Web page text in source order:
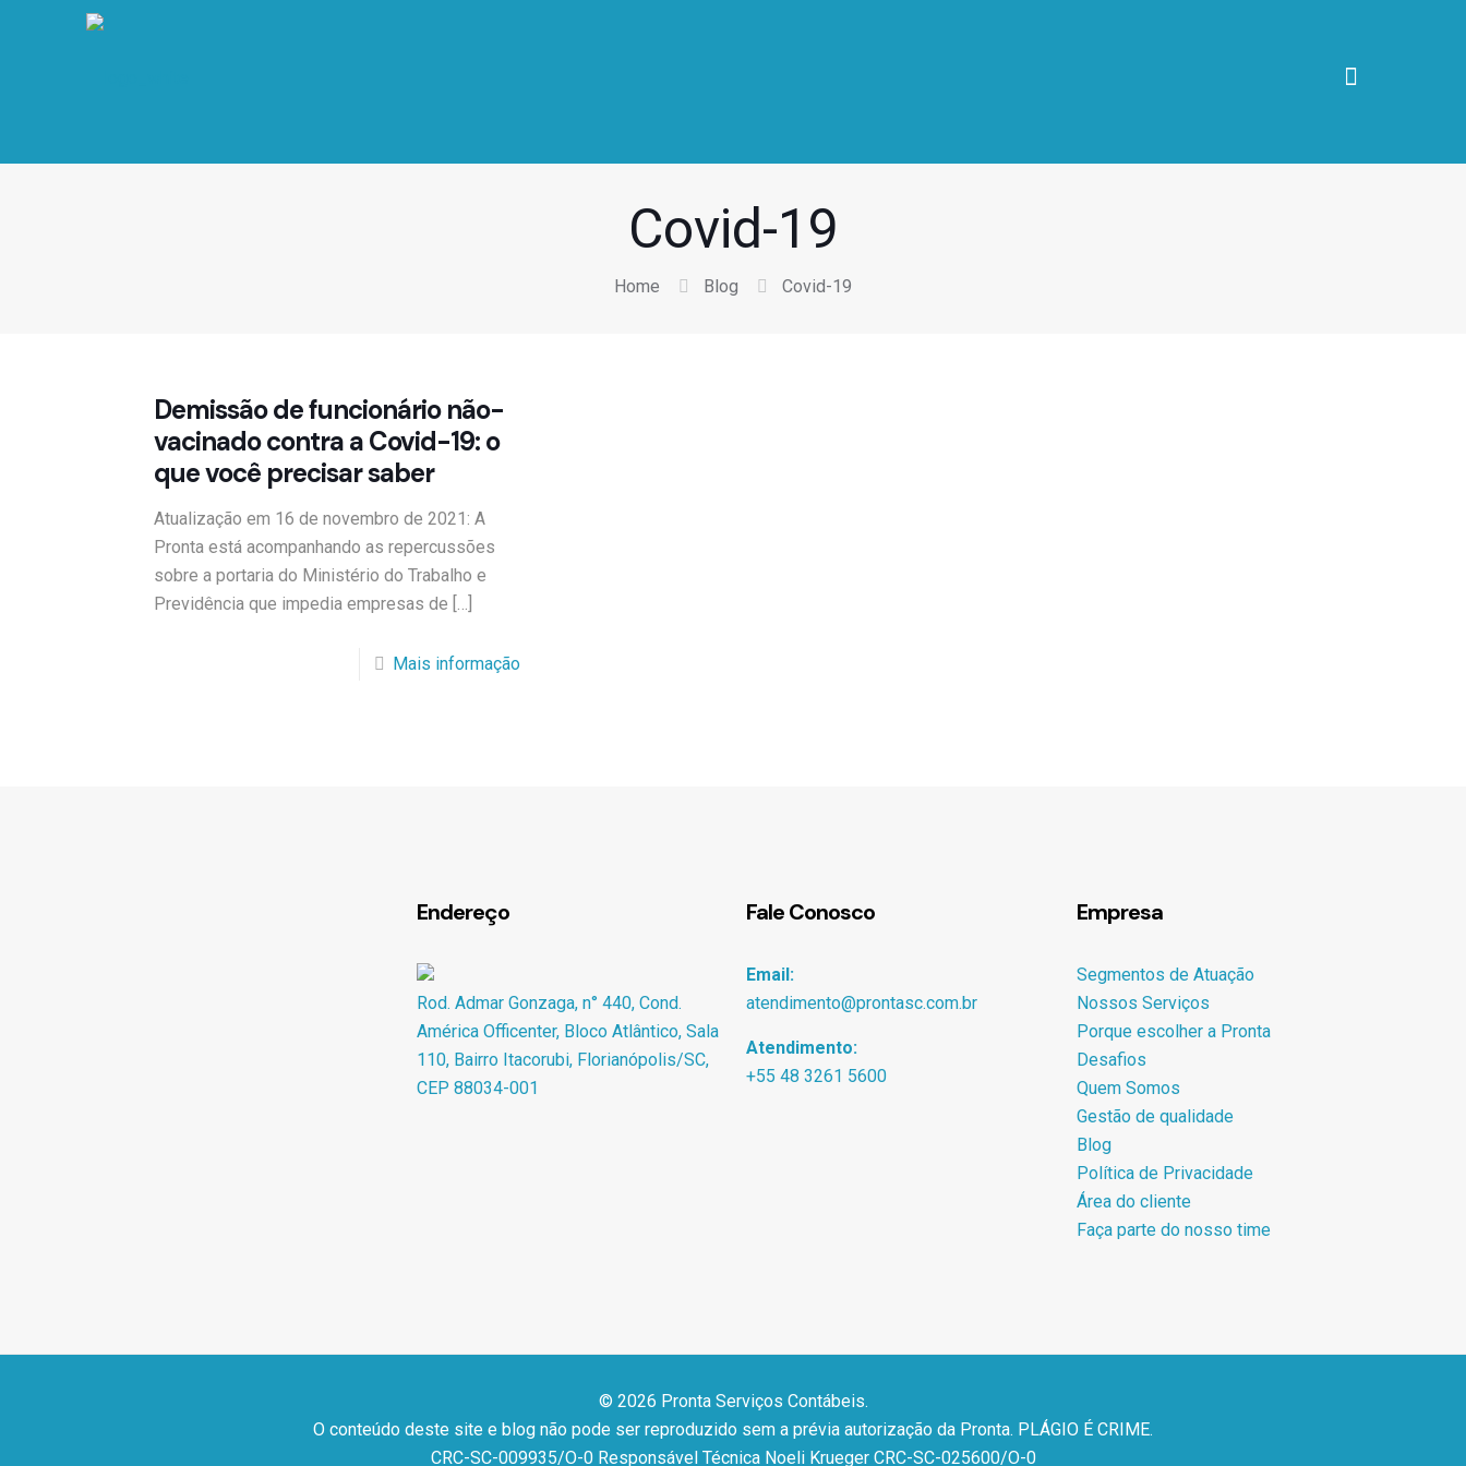
Covid-19
Home Blog Covid-19
Demissão de funcionário não-
vacinado contra a Covid-19: o
que você precisar saber
Atualização em 16 de novembro de 2021: A
Pronta está acompanhando as repercussões
sobre a portaria do Ministério do Trabalho e
Previdência que impedia empresas de […]
Mais informação
Endereço
Rod. Admar Gonzaga, n° 440, Cond.
América Officenter, Bloco Atlântico, Sala
110, Bairro Itacorubi, Florianópolis/SC,
CEP 88034-001
Fale Conosco
Email:
atendimento@prontasc.com.br
Atendimento:
+55 48 3261 5600
Empresa
Segmentos de Atuação
Nossos Serviços
Porque escolher a Pronta
Desafios
Quem Somos
Gestão de qualidade
Blog
Política de Privacidade
Área do cliente
Faça parte do nosso time
© 2026 Pronta Serviços Contábeis.
O conteúdo deste site e blog não pode ser reproduzido sem a prévia autorização da Pronta. PLÁGIO É CRIME.
CRC-SC-009935/O-0 Responsável Técnica Noeli Krueger CRC-SC-025600/O-0